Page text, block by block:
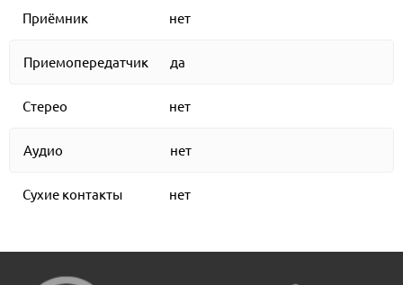
Приёмник нет
Приемопередатчик да
Стерео нет
Аудио нет
Сухие контакты нет